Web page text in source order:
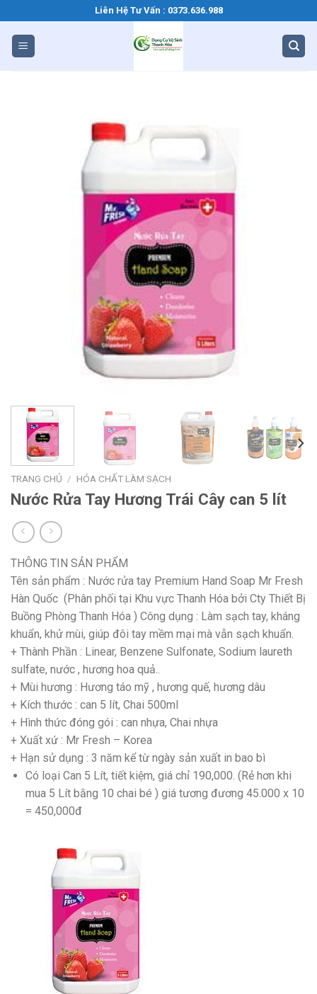
qua
dung
Liên Hệ Tư Vấn : 0373.636.988
TRANG CHỦ / HÓA CHẤT LÀM SẠCH
Nước Rửa Tay Hương Trái Cây can 5 lít
THÔNG TIN SẢN PHẨM
Tên sản phẩm : Nước rửa tay Premium Hand Soap Mr Fresh
Hàn Quốc (Phân phối tại Khu vực Thanh Hóa bởi Cty Thiết Bị
Buồng Phòng Thanh Hóa ) Công dụng : Làm sạch tay, kháng
khuẩn, khử mùi, giúp đôi tay mềm mại mà vẫn sạch khuẩn.
+ Thành Phần : Linear, Benzene Sulfonate, Sodium laureth
sulfate, nước , hương hoa quả..
+ Mùi hương : Hương táo mỹ , hương quế, hương dâu
+ Kích thước : can 5 lít, Chai 500ml
+ Hình thức đóng gói : can nhựa, Chai nhựa
+ Xuất xứ : Mr Fresh – Korea
+ Hạn sử dụng : 3 năm kể từ ngày sản xuất in bao bì
Có loại Can 5 Lít, tiết kiệm, giá chỉ 190,000. (Rẻ hơn khi
mua 5 Lít bằng 10 chai bé ) giá tương đương 45.000 x 10
= 450,000đ